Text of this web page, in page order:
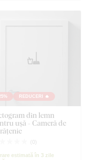
REDUCERI 🔥
din lemn
ușă - Cameră de
( 0)
estimată în 3 zile